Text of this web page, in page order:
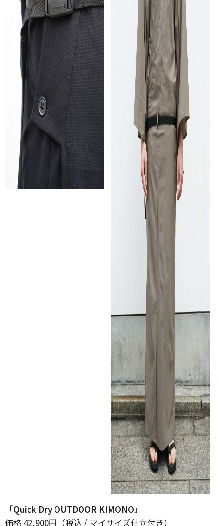
「Quick Dry OUTDOOR KIMONO」
価格 42,900円（税込 / マイサイズ仕立付き）